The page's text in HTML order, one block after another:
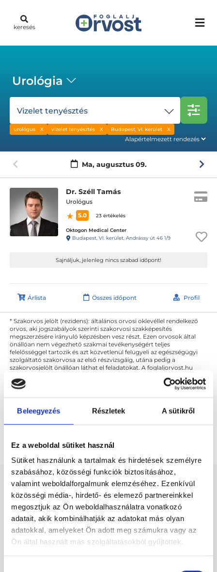
Beleegyezés Részletek A sütikről
Ez a weboldal sütiket használ
Sütiket használunk a tartalmak és hirdetések személyre
szabásához, közösségi funkciók biztosításához,
valamint weboldalforgalmunk elemzéséhez. Ezenkívül
közösségi média-, hirdető- és elemező partnereinkkel
megosztjuk az Ön weboldalhasználatra vonatkozó
adatait, akik kombinálhatják az adatokat más olyan
adatokkal, amelyeket Ön adott meg számukra vagy az
Ön által használt más szolgáltatásokból gyűjtöttek.
keresés
Urológia
Vizelet tenyésztés
urológus vizelet tenyésztés Budapest, VI. kerület
Ma, augusztus 09.
Dr. Széll Tamás
Urológus
5.0
23 értékelés
Oktogon Medical Center
Budapest, VI. kerület, Andrássy út 46 1/9
Sajnáljuk, jelenleg nincs szabad időpont!
Árlista Összes időpont Profil
* Szakorvos jelölt (rezidens): általános orvosi oklevéllel rendelkező
orvos, aki jogszabályok szerinti szakorvosi szakképesítés
megszerzésére irányuló képzésben vesz részt. Ezen orvosok által
önállóan nem végezhető szakmai tevékenységért teljes
felelősséggel tartozik és azt közvetlenül felügyeli az egészségügyi
szolgáltató szakorvosa az első részvizsgáig, utána pedig a
szakorvosjelölt önállóan láthat el feladatokat. A foglaljorvost.hu
és szakorvosjelölt esetén.
Főoldal Urológus
Urológus Budapest, VI. kerület -
Urológia